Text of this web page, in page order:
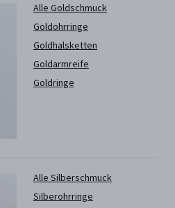
Alle Goldschmuck
Goldohrringe
Goldhalsketten
Goldarmreife
Goldringe
Alle Silberschmuck
Silberohrringe